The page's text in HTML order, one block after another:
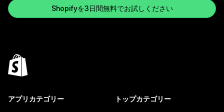
Shopifyを3日間無料でお試しください
アプリカテゴリー トップカテゴリー